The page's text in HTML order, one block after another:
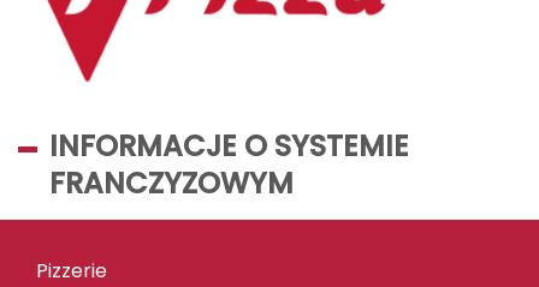
INFORMACJE O SYSTEMIE
FRANCZYZOWYM
Pizzerie